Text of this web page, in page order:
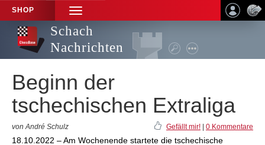
SHOP
TOGGLE
NAVIGATION
Schach
Nachrichten
Beginn der
tschechischen Extraliga
von André Schulz Gefällt mir! 0 Kommentare
18.10.2022 – Am Wochenende startete die tschechische